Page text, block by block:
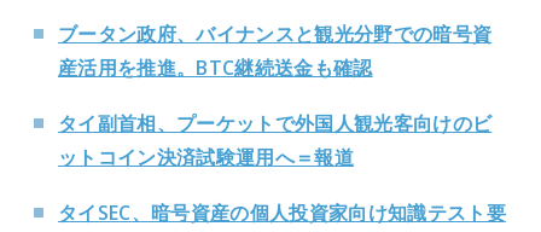
ブータン政府、バイナンスと観光分野での暗号資
産活用を推進。BTC継続送金も確認
タイ副首相、プーケットで外国人観光客向けのビ
ットコイン決済試験運用へ＝報道
タイSEC、暗号資産の個人投資家向け知識テスト要